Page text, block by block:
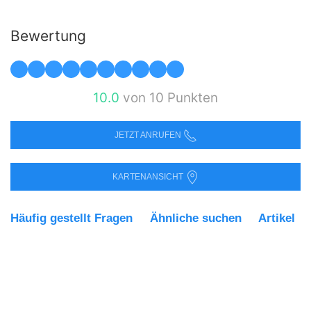
Bewertung
10.0 von 10 Punkten
JETZT ANRUFEN
KARTENANSICHT
Häufig gestellt Fragen Ähnliche suchen Artikel